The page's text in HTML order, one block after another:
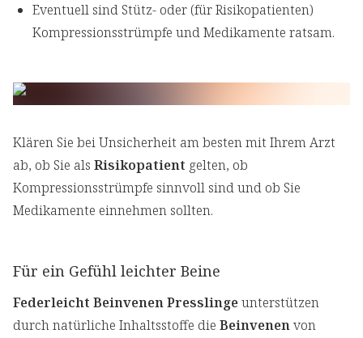
Eventuell sind Stütz- oder (für Risikopatienten)
Kompressionsstrümpfe und Medikamente ratsam.
Klären Sie bei Unsicherheit am besten mit Ihrem Arzt
ab, ob Sie als Risikopatient gelten, ob
Kompressionsstrümpfe sinnvoll sind und ob Sie
Medikamente einnehmen sollten.
Für ein Gefühl leichter Beine
Federleicht Beinvenen Presslingeunterstützen
durch natürliche Inhaltsstoffe die Beinvenenvon